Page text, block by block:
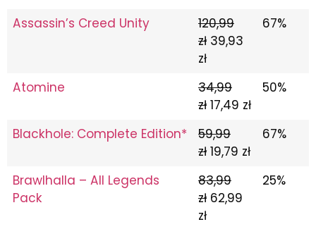
Assassin’s Creed Unity
120,99
zł 39,93
zł
67%
Atomine
34,99
zł 17,49 zł
50%
Blackhole: Complete Edition*
59,99
zł 19,79 zł
67%
Brawlhalla – All Legends
Pack
83,99
zł 62,99
zł
25%